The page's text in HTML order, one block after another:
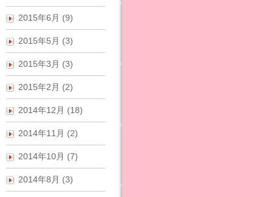
2015年6月 (9)
2015年5月 (3)
2015年3月 (3)
2015年2月 (2)
2014年12月 (18)
2014年11月 (2)
2014年10月 (7)
2014年8月 (3)